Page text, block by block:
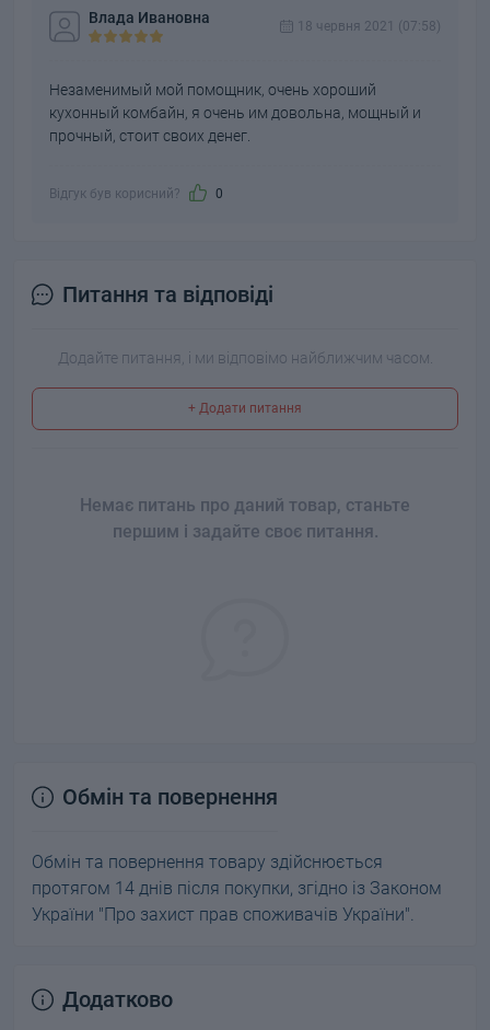
Влада Ивановна 18 червня 2021 (07:58)
Незаменимый мой помощник, очень хороший
кухонный комбайн, я очень им довольна, мощный и
прочный, стоит своих денег.
Відгук був корисний? 0
Питання та відповіді
Додайте питання, і ми відповімо найближчим часом.
+ Додати питання
Немає питань про даний товар, станьте
першим і задайте своє питання.
Обмін та повернення
Обмін та повернення товару здійснюється
протягом 14 днів після покупки, згідно із Законом
України "Про захист прав споживачів України".
Додатково